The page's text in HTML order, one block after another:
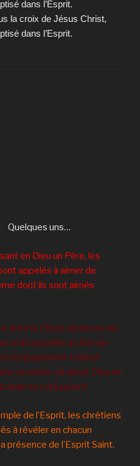
dans l’Esprit.
la croix de Jésus Christ,
dans l’Esprit.
Quelques uns…
en Dieu un Père, les
appelés à aimer de
dont ils sont aimés
dont le Christ donne sa vie,
sont appelés au don de
l’engagement total et
vocation, où aimer Dieu et
se conjuguent.
de l’Esprit, les chrétiens
à révéler en chacun
présence de l’Esprit Saint.